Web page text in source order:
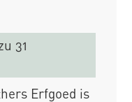
31
Erfgoed is